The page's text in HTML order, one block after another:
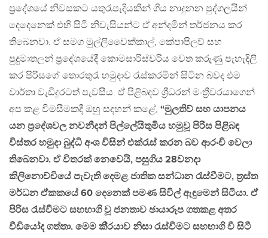
ප්‍රදේශයේ නිවසකට යතුරැපැදියකින් ගිය නාදුනන පුද්ගලයින්
දෙදෙනෙක් එහි සිටි නිවැසියන්ට ඒ අන්දමින් තර්ජනය කර
තිබෙනවා. ඒ සමග මුල්ලිවෛක්කාල්, කේපාපිලව් සහ
පුදුමාතලන් ප්‍රදේශයේදී කොමසාරිස්වරිය වෙත කරුණු පැහැදිලි
කර පිරිසගේ තොරතුරැ හමුදාව රැස්කරමින් සිටින බවද එම
වාර්තා වැඩිදුරටත් පැවසීය. ඒ පිළිබදව ශ්‍රීධරන් මංත්‍රීවරයාගෙන්
අප කළ විමසීමකදී ඔහු සදහන් කළේ, “මුලතිව් සහ යාපනය
යන ප‍්‍රදේශවල නවනීදන් පිල්ලේයිතුමිය හමුවූ පිරිස පිළිබඳ
විස්තර හමුදා බුද්ධි අංශ විසින් එක්රැස් කරන බව ආරංචි වෙලා
තිබෙනවා. ඒ විතරක් නෙවෙයි, පසුගිය 28වනදා
කිලිනොච්චියේ පැවැති දෙමළ ජාතික සන්ධාන රැස්වීමට, ත‍්‍රස්ත
මර්ධන ඒකකයේ 60 දෙනෙක් පමණ සිවිල් ඇඳුමෙන් සිටියා. ඒ
පිරිස රැස්වීමට සහභාගි වූ ජනතාව ඡායාරූප ගතකළ අතර
වීඩියෝද ගත්තා. මෙම කි‍්‍රයාව නිසා රැස්වීමට සහභාගි වී සිටී